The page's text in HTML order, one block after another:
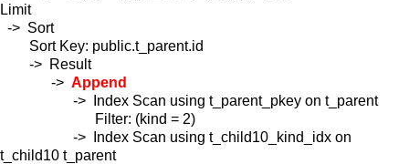
Limit
-> Sort
Sort Key: public.t_parent.id
-> Result
-> Append
-> Index Scan using t_parent_pkey on t_parent
Filter: (kind = 2)
-> Index Scan using t_child10_kind_idx on
t_child10 t_parent